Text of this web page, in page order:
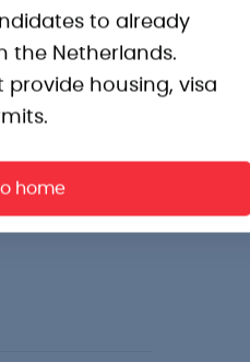
to already
the Netherlands.
housing, visa
home
spreken.